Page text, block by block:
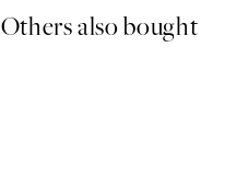
Others also bought